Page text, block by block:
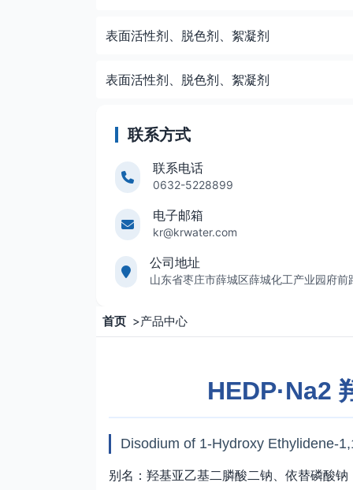
表面活性剂、脱色剂、絮凝剂
表面活性剂、脱色剂、絮凝剂
联系方式
联系电话
0632-5228899
电子邮箱
kr@krwater.com
公司地址
山东省枣庄市薛城区薛城化工产业园府前
首页 >产品中心
HEDP·Na2
Disodium of 1-Hydroxy Ethylidene-
别名：羟基亚乙基二膦酸二钠、依替磷酸